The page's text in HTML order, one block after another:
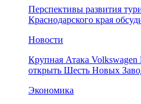
Перспективы развития
Краснодарского края
Новости
Крупная Атака
открыть Шесть Новых
Экономика